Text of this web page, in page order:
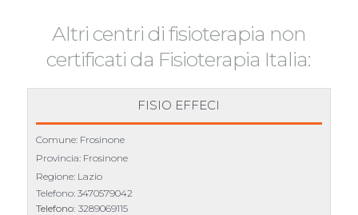
Altri centri di fisioterapia non
certificati da Fisioterapia Italia:
FISIO EFFECI
Comune: Frosinone
Provincia: Frosinone
Regione: Lazio
Telefono: 3470579042
Telefono: 3289069115